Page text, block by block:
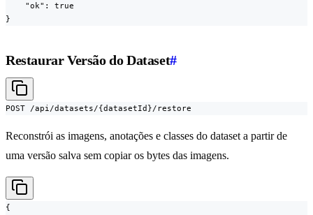
    "ok": true
}
Restaurar Versão do Dataset#
POST /api/datasets/{datasetId}/restore
Reconstrói as imagens, anotações e classes do dataset a partir de
uma versão salva sem copiar os bytes das imagens.
{